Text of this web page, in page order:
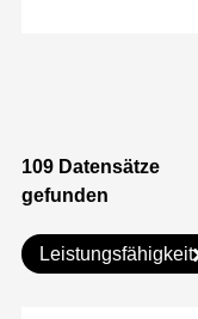
109 Datensätze
gefunden
Leistungsfähigkeit